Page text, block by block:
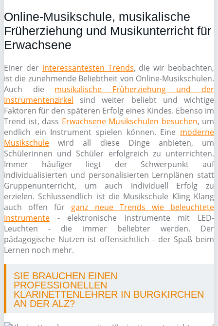
Online-Musikschule, musikalische
Früherziehung und Musikunterricht für
Erwachsene
Einer der interessantesten Trends, die wir beobachten,
ist die zunehmende Beliebtheit von Online-Musikschulen.
Auch die musikalische Früherziehung und der
Instrumentenzirkel sind weiter beliebt und wichtige
Faktoren für den späteren Erfolg eines Kindes. Ebenso im
Trend ist, dass Erwachsene Musikschulen besuchen, um
endlich ein Instrument spielen können. Eine moderne
Musikschule wird all diese Dinge anbieten, um
Schülerinnen und Schüler erfolgreich zu unterrichten.
Immer häufiger liegt der Schwerpunkt auf
individualisierten und personalisierten Lernplänen statt
Gruppenunterricht, um auch individuell Erfolg zu
erzielen. Schlussendlich ist die Musikschule Kling Klang
auch offen für ganz neue Trends wie beleuchtete
Instrumente - elektronische Instrumente mit LED-
Leuchten - die immer beliebter werden. Der
pädagogische Nutzen ist offensichtlich - der Spaß beim
Lernen noch mehr.
SIE BRAUCHEN EINEN
PROFESSIONELLEN
KLARINETTENLEHRER IN BURGKIRCHEN
AN DER ALZ?